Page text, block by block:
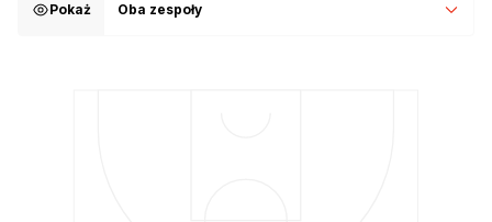
Pokaż Oba zespoły